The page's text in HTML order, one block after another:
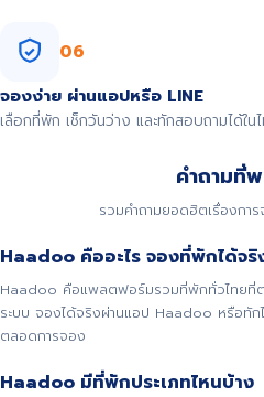
06
จองง่าย ผ่านแอปหรือ LINE
เลือกที่พัก เช็กวันว่าง และทักสอบถามได้
คำถามที่
รวมคำถามยอดฮิตเรื่องก
Haadoo คืออะไร จองที่พักได้จริ
Haadoo คือแพลตฟอร์มรวมที่พักทั่วไทยที่
ระบบ จองได้จริงผ่านแอป Haadoo หรือทั
ตลอดการจอง
Haadoo มีที่พักประเภทไหนบ้าง